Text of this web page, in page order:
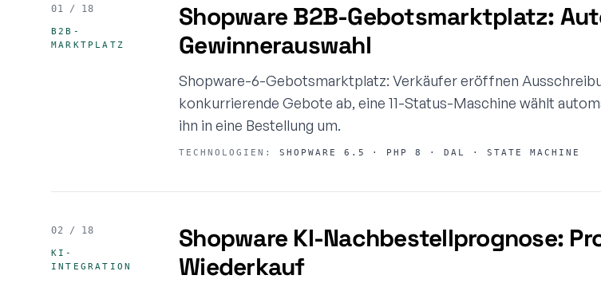
01 / 18
B2B-
MARKTPLATZ
Shopware B2B-Gebotsmarktplatz:
Gewinnerauswahl
Shopware-6-Gebotsmarktplatz: Verkäufer eröffnen
konkurrierende Gebote ab, eine 11-Status-Maschine wählt
ihn in eine Bestellung um.
TECHNOLOGIEN: SHOPWARE 6.5 · PHP 8 · DAL · STATE MACHINE
02 / 18
KI-
INTEGRATION
Shopware KI-Nachbestellprognose:
Wiederkauf